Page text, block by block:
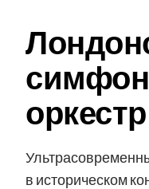
оркестр
в историческом